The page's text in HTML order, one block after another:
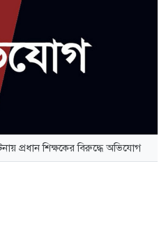
প্রধান শিক্ষকের বিরুদ্ধে অভিযোগ